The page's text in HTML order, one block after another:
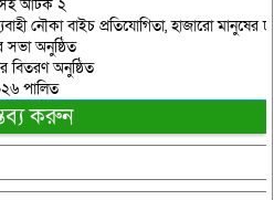
আটক ২
নৌকা বাইচ প্রতিযোগিতা, হাজারো মানুষের
সভা অনুষ্ঠিত
বিতরণ অনুষ্ঠিত
পালিত
করুন